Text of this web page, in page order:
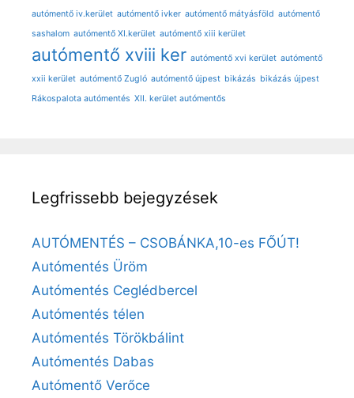
autómentő iv.kerület autómentő ivker autómentő mátyásföld autómentő
sashalom autómentő XI.kerület autómentő xiii kerület
autómentő xviii ker autómentő xvi kerület autómentő
xxii kerület autómentő Zugló autómentő újpest bikázás bikázás újpest
Rákospalota autómentés XII. kerület autómentős
Legfrissebb bejegyzések
AUTÓMENTÉS – CSOBÁNKA,10-es FŐÚT!
Autómentés Üröm
Autómentés Ceglédbercel
Autómentés télen
Autómentés Törökbálint
Autómentés Dabas
Autómentő Verőce